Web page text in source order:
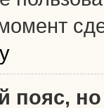
пояс,